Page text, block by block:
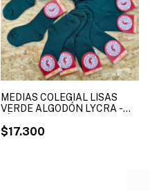
MEDIAS COLEGIAL LISAS
VERDE ALGODÓN LYCRA -
TALLE 2 ( X DOCENA )
$17.300